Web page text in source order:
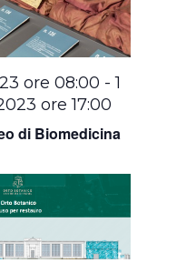
di Biomedicina
ore 08:00 -1
ore 17:00